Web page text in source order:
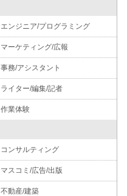
エンジニア/プログラミング
マーケティング/広報
事務/アシスタント
ライター/編集/記者
作業体験
コンサルティング
マスコミ/広告/出版
不動産/建築